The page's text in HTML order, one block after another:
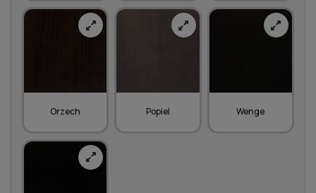
Orzech Popiel Wenge